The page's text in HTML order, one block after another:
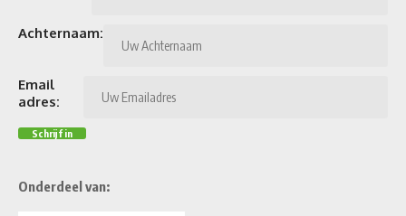
Achternaam:
Email
adres:
Onderdeel van: